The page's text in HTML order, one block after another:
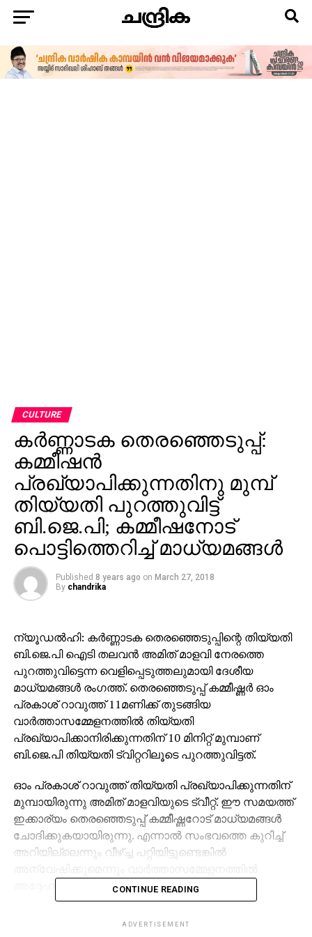
CULTURE
കര്‍ണ്ണാടക തെരഞ്ഞെടുപ്പ്:
കമ്മീഷന്‍
പ്രഖ്യാപിക്കുന്നതിനു മുമ്പ്
തിയ്യതി പുറത്തുവിട്ട്
ബി.ജെ.പി; കമ്മീഷനോട്
പൊട്ടിത്തെറിച്ച് മാധ്യമങ്ങള്‍
Published 8 years ago on March 27, 2018
By chandrika
ന്യൂഡല്‍ഹി: കര്‍ണ്ണാടക തെരഞ്ഞെടുപ്പിന്റെ തിയ്യതി
ബി.ജെ.പി ഐടി തലവന്‍ അമിത് മാളവി നേരത്തെ
പുറത്തുവിട്ടെന്ന വെളിപ്പെടുത്തലുമായി ദേശീയ
മാധ്യമങ്ങള്‍ രംഗത്ത്. തെരഞ്ഞെടുപ്പ് കമ്മീഷ്ണര്‍ ഓം
പ്രകാശ് റാവുത്ത് 11മണിക്ക് തുടങ്ങിയ
വാര്‍ത്താസമ്മേളനത്തില്‍ തിയ്യതി
പ്രഖ്യാപിക്കാനിരിക്കുന്നതിന് 10 മിനിറ്റ് മുമ്പാണ്
ബി.ജെ.പി തിയ്യതി ട്വിറ്ററിലൂടെ പുറത്തുവിട്ടത്.
ഓം പ്രകാശ് റാവുത്ത് തിയ്യതി പ്രഖ്യാപിക്കുന്നതിന്
മുമ്പായിരുന്നു അമിത് മാളവിയുടെ ട്വീറ്റ്. ഈ സമയത്ത്
ഇക്കാര്യം തെരഞ്ഞെടുപ്പ് കമ്മീഷ്ണറോട് മാധ്യമങ്ങള്‍
ചോദിക്കുകയായിരുന്നു. എന്നാല്‍ സംഭവത്തെ കുറിച്ച്
അറിയില്ലെന്നും വീഴ്ച്ച പറ്റിയിട്ടുണ്ടെങ്കില്‍
അദ്ദേഹം വ്യക്തമാക്കി.CONTINUE READING
ADVERTISEMENT